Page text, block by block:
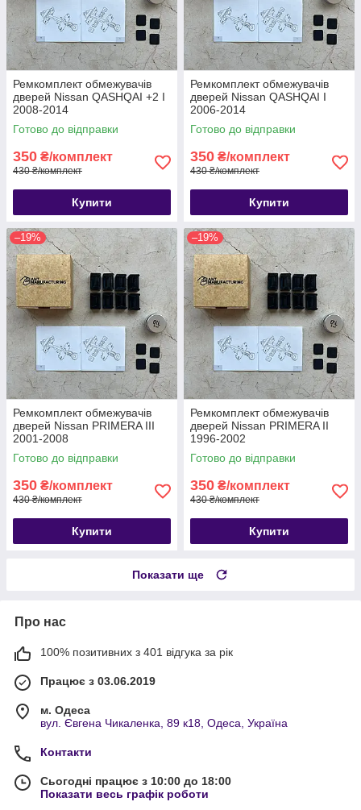
Ремкомплект обмежувачів
дверей Nissan QASHQAI +2 I
2008-2014
Готово до відправки
350 ₴/комплект
430 ₴/комплект
Купити
Ремкомплект обмежувачів
дверей Nissan QASHQAI I
2006-2014
Готово до відправки
350 ₴/комплект
430 ₴/комплект
Купити
–19%
Ремкомплект обмежувачів
дверей Nissan PRIMERA III
2001-2008
Готово до відправки
350 ₴/комплект
430 ₴/комплект
Купити
–19%
Ремкомплект обмежувачів
дверей Nissan PRIMERA II
1996-2002
Готово до відправки
350 ₴/комплект
430 ₴/комплект
Купити
Показати ще
Про нас
100% позитивних з 401 відгука за рік
Працює з 03.06.2019
м. Одеса
вул. Євгена Чикаленка, 89 к18, Одеса, Україна
Контакти
Сьогодні працює з 10:00 до 18:00
Показати весь графік роботи